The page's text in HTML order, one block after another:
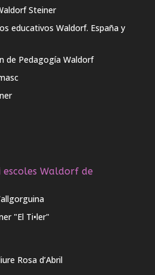
Steiner
educativos Waldorf. España y
de Pedagogía Waldorf
escoles Waldorf de
"El Ti•ler"
Rosa d’Abril